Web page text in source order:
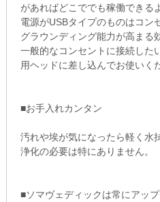
があればどこででも稼働できる
電源がUSBタイプのものはコン
グラウンディング能力が高まる
一般的なコンセントに接続した
用ヘッドに差し込んでお使いく
■お手入れカンタン
汚れや埃が気になったら軽く水
浄化の必要は特にありません。
■ソマヴェディックは常にアップ